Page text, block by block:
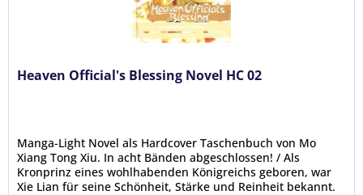
Heaven Official's Blessing Novel HC 02
Manga-Light Novel als Hardcover Taschenbuch von Mo
Xiang Tong Xiu. In acht Bänden abgeschlossen! / Als
Kronprinz eines wohlhabenden Königreichs geboren, war
Xie Lian für seine Schönheit, Stärke und Reinheit bekannt.